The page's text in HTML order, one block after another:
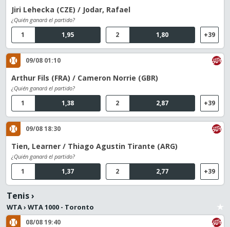
Jiri Lehecka (CZE) / Jodar, Rafael
¿Quién ganará el partido?
1,95
1 1,80
2 +39
09/08 01:10
Arthur Fils (FRA) / Cameron Norrie (GBR)
¿Quién ganará el partido?
1,38
1 2,87
2 +39
09/08 18:30
Tien, Learner / Thiago Agustin Tirante (ARG)
¿Quién ganará el partido?
1,37
1 2,77
2 +39
Tenis›
WTA› WTA 1000 - Toronto
08/08 19:40